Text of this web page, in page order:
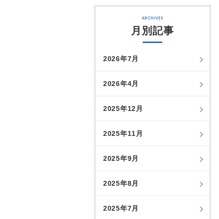
月別記事
2026年7月
2026年4月
2025年12月
2025年11月
2025年9月
2025年8月
2025年7月